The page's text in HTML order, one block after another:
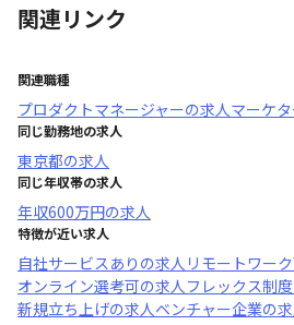
関連リンク
関連職種
プロダクトマネージャーの求人マーケ
同じ勤務地の求人
東京都の求人
同じ年収帯の求人
年収600万円の求人
特徴が近い求人
自社サービスあり の求人 リモートワー
オンライン選考可の求人フレックス制
新規立ち上げの求人ベンチャー企業の